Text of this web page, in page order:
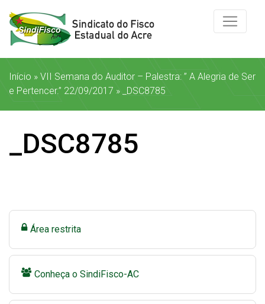
Início » VII Semana do Auditor – Palestra: ” A Alegria de Ser
e Pertencer.” 22/09/2017 » _DSC8785
_DSC8785
Área restrita
Conheça o SindiFisco-AC